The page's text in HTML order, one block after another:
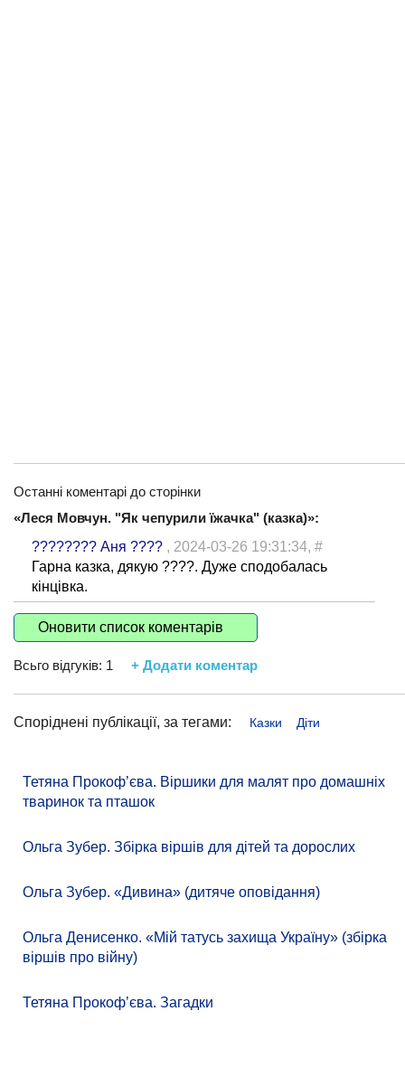
Останні коментарі до сторінки
«Леся Мовчун. "Як чепурили їжачка" (казка)»:
???????? Аня ???? , 2024-03-26 19:31:34, #
Гарна казка, дякую ????. Дуже сподобалась
кінцівка.
Оновити список коментарів
Всьго відгуків: 1 + Додати коментар
Споріднені публікації, за тегами: Казки Діти
Тетяна Прокоф’єва. Віршики для малят про домашніх
тваринок та пташок
Ольга Зубер. Збірка віршів для дітей та дорослих
Ольга Зубер. «Дивина» (дитяче оповідання)
Ольга Денисенко. «Мій татусь захища Україну» (збірка
віршів про війну)
Тетяна Прокоф’єва. Загадки